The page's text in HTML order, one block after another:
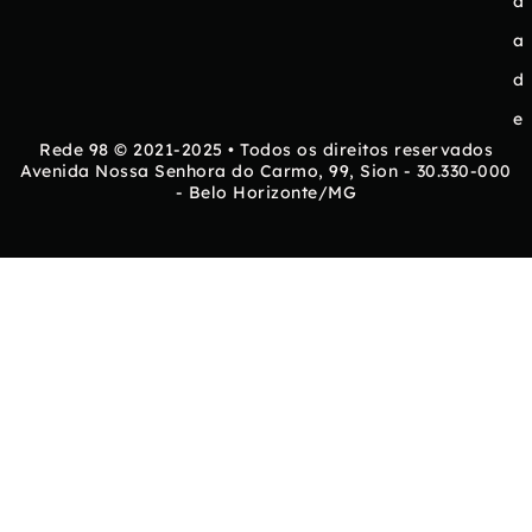
a
d
e
Rede 98 © 2021-2025 • Todos os direitos reservados
Avenida Nossa Senhora do Carmo, 99, Sion - 30.330-000
- Belo Horizonte/MG